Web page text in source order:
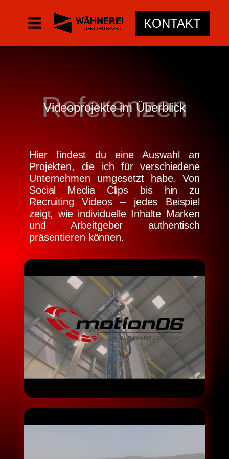
KONTAKT
Referenzen
Videoprojekte im Überblick
Hier findest du eine Auswahl an
Projekten, die ich für verschiedene
Unternehmen umgesetzt habe. Von
Social Media Clips bis hin zu
Recruiting Videos – jedes Beispiel
zeigt, wie individuelle Inhalte Marken
und Arbeitgeber authentisch
präsentieren können.
▶